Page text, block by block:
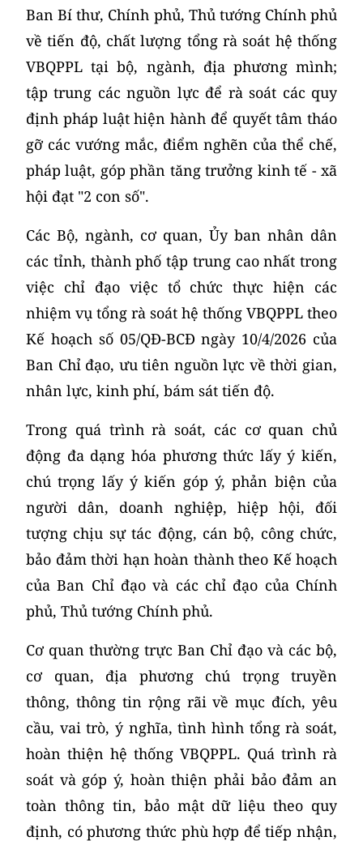
Ban Bí thư, Chính phủ, Thủ tướng Chính phủ
về tiến độ, chất lượng tổng rà soát hệ thống
VBQPPL tại bộ, ngành, địa phương mình;
tập trung các nguồn lực để rà soát các quy
định pháp luật hiện hành để quyết tâm tháo
gỡ các vướng mắc, điểm nghẽn của thể chế,
pháp luật, góp phần tăng trưởng kinh tế - xã
hội đạt "2 con số".
Các Bộ, ngành, cơ quan, Ủy ban nhân dân
các tỉnh, thành phố tập trung cao nhất trong
việc chỉ đạo việc tổ chức thực hiện các
nhiệm vụ tổng rà soát hệ thống VBQPPL theo
Kế hoạch số 05/QĐ-BCĐ ngày 10/4/2026 của
Ban Chỉ đạo, ưu tiên nguồn lực về thời gian,
nhân lực, kinh phí, bám sát tiến độ.
Trong quá trình rà soát, các cơ quan chủ
động đa dạng hóa phương thức lấy ý kiến,
chú trọng lấy ý kiến góp ý, phản biện của
người dân, doanh nghiệp, hiệp hội, đối
tượng chịu sự tác động, cán bộ, công chức,
bảo đảm thời hạn hoàn thành theo Kế hoạch
của Ban Chỉ đạo và các chỉ đạo của Chính
phủ, Thủ tướng Chính phủ.
Cơ quan thường trực Ban Chỉ đạo và các bộ,
cơ quan, địa phương chú trọng truyền
thông, thông tin rộng rãi về mục đích, yêu
cầu, vai trò, ý nghĩa, tình hình tổng rà soát,
hoàn thiện hệ thống VBQPPL. Quá trình rà
soát và góp ý, hoàn thiện phải bảo đảm an
toàn thông tin, bảo mật dữ liệu theo quy
định, có phương thức phù hợp để tiếp nhận,